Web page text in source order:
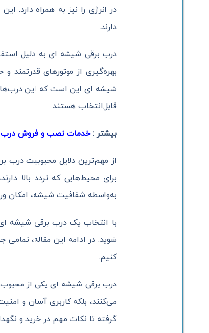
در انرژی را نیز به همراه دارد.
دارند.
درب برقی شیشه ای به دلیل
بهره‌گیری از موتورهای قدرتمند
شیشه ای این است که این درب‌ها
قابل‌انتخاب هستند.
بیشتر :خدمات نصب و فروش درب
از مهم‌ترین دلایل محبوبیت درب
برای محیط‌هایی که تردد بالا
به‌واسطه شفافیت شیشه، امکان
با انتخاب یک درب برقی شیشه ای
شوید. در ادامه این مقاله،
کنیم.
درب برقی شیشه ای یکی از
می‌کنند، بلکه کاربری آسان و
گرفته تا نکات مهم در خرید و